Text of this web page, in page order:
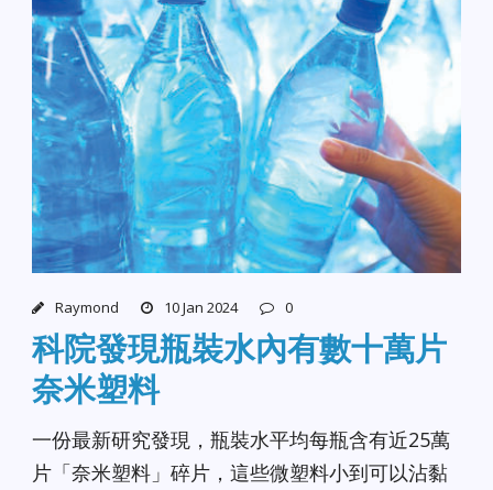
Raymond 10 Jan 2024 0
科院發現瓶裝水內有數十萬片
奈米塑料
一份最新研究發現，瓶裝水平均每瓶含有近25萬
片「奈米塑料」碎片，這些微塑料小到可以沾黏